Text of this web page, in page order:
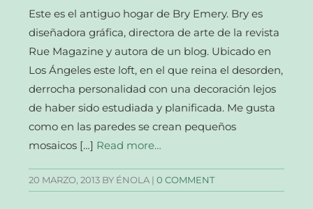
Este es el antiguo hogar de Bry Emery. Bry es
diseñadora gráfica, directora de arte de la revista
Rue Magazine y autora de un blog. Ubicado en
Los Ángeles este loft, en el que reina el desorden,
derrocha personalidad con una decoración lejos
de haber sido estudiada y planificada. Me gusta
como en las paredes se crean pequeños
mosaicos […] Read more…
20 MARZO, 2013 BY ÉNOLA |0 COMMENT